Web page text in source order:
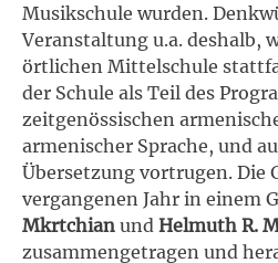
Musikschule wurden.
Veranstaltung u.a. deshalb,
örtlichen Mittelschule
der Schule als Teil des
zeitgenössischen
armenischer Sprache, und
Übersetzung vortrugen. Die
vergangenen Jahr in einem
Mkrtchian und Helmuth R.
zusammengetragen und